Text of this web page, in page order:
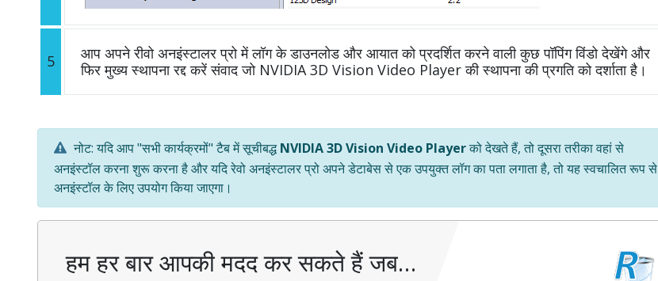
5
आप अपने रीवो अनइंस्टालर प्रो में लॉग के डाउनलोड और आयात को प्रदर्शित करने वाली कुछ पॉपिंग विंडो देखेंगे और
फिर मुख्य स्थापना रद्द करें संवाद जो NVIDIA 3D Vision Video Player की स्थापना की प्रगति को दर्शाता है।
नोट: यदि आप "सभी कार्यक्रमों" टैब में सूचीबद्धNVIDIA 3D Vision Video Playerको देखते हैं, तो दूसरा तरीका वहां से
अनइंस्टॉल करना शुरू करना है और यदि रेवो अनइंस्टालर प्रो अपने डेटाबेस से एक उपयुक्त लॉग का पता लगाता है, तो यह स्वचालित रूप से
अनइंस्टॉल के लिए उपयोग किया जाएगा।
हम हर बार आपकी मदद कर सकते हैं जब…